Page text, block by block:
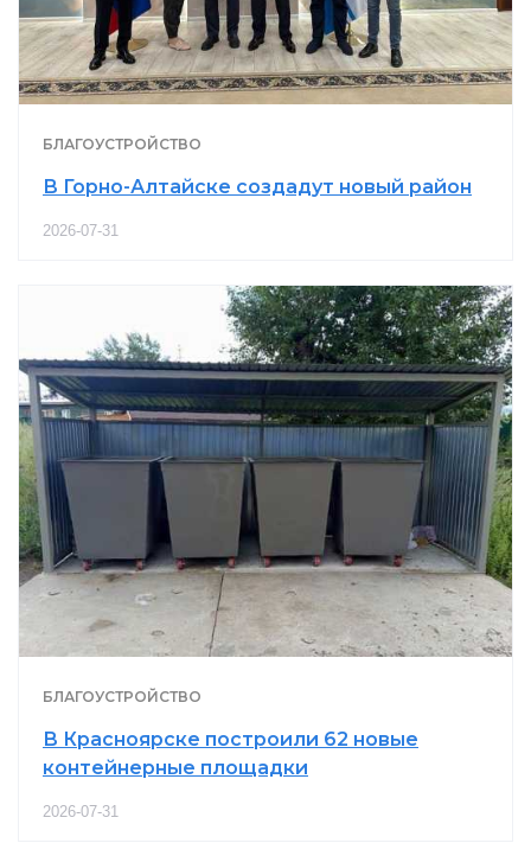
БЛАГОУСТРОЙСТВО
В Горно-Алтайске создадут новый район
2026-07-31
БЛАГОУСТРОЙСТВО
В Красноярске построили 62 новые
контейнерные площадки
2026-07-31